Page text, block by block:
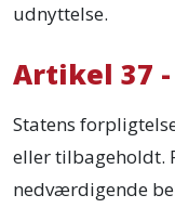
udnyttelse.
Artikel 37
Statens
eller tilbageholdt.
nedværdigende